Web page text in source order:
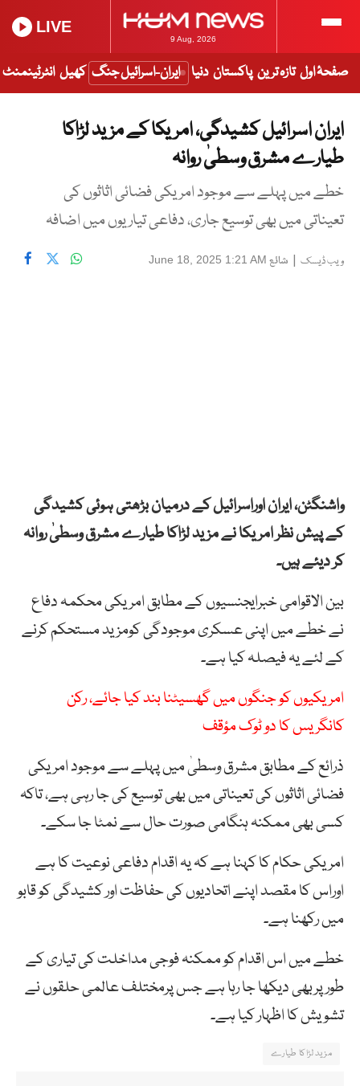
9 Aug, 2026
LIVE
صفحۂ اول تازہ ترین پاکستان دنیا ایران-اسرائیل جنگ کھیل انٹرٹینمنٹ
ایران اسرائیل کشیدگی، امریکا کے مزید لڑاکا
طیارے مشرق وسطیٰ روانہ
خطے میں پہلے سے موجود امریکی فضائی اثاثوں کی
تعیناتی میں بھی توسیع جاری، دفاعی تیاریوں میں اضافہ
ویب ڈیسک | شائع June 18, 2025 1:21 AM
واشنگٹن، ایران اوراسرائیل کے درمیان بڑھتی ہوئی کشیدگی
کے پیش نظر امریکا نے مزید لڑاکا طیارے مشرق وسطیٰ روانہ
کر دیئے ہیں۔
بین الاقوامی خبرایجنسیوں کے مطابق امریکی محکمہ دفاع
نے خطے میں اپنی عسکری موجودگی کومزید مستحکم کرنے
کے لئے یہ فیصلہ کیا ہے۔
امریکیوں کو جنگوں میں گھسیٹنا بند کیا جائے، رکن
کانگریس کا دو ٹوک مؤقف
ذرائع کے مطابق مشرق وسطیٰ میں پہلے سے موجود امریکی
فضائی اثاثوں کی تعیناتی میں بھی توسیع کی جا رہی ہے، تاکہ
کسی بھی ممکنہ ہنگامی صورت حال سے نمٹا جا سکے۔
امریکی حکام کا کہنا ہے کہ یہ اقدام دفاعی نوعیت کا ہے
اوراس کا مقصد اپنے اتحادیوں کی حفاظت اور کشیدگی کو قابو
میں رکھنا ہے۔
خطے میں اس اقدام کو ممکنہ فوجی مداخلت کی تیاری کے
طورپربھی دیکھا جا رہا ہے جس پرمختلف عالمی حلقوں نے
تشویش کا اظہار کیا ہے۔
مزید لڑاکا طیارے